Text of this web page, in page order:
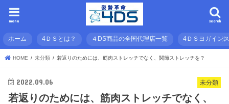
search
menu
ホーム 4ＤＳとは？ ４DS商品の全国代理店一覧 4ＤＳヨガイン
HOME 未分類 若返りのためには、筋肉ストレッチでなく、関節ストレッチを？
未分類
2022.09.06
若返りのためには、筋肉ストレッチでなく、